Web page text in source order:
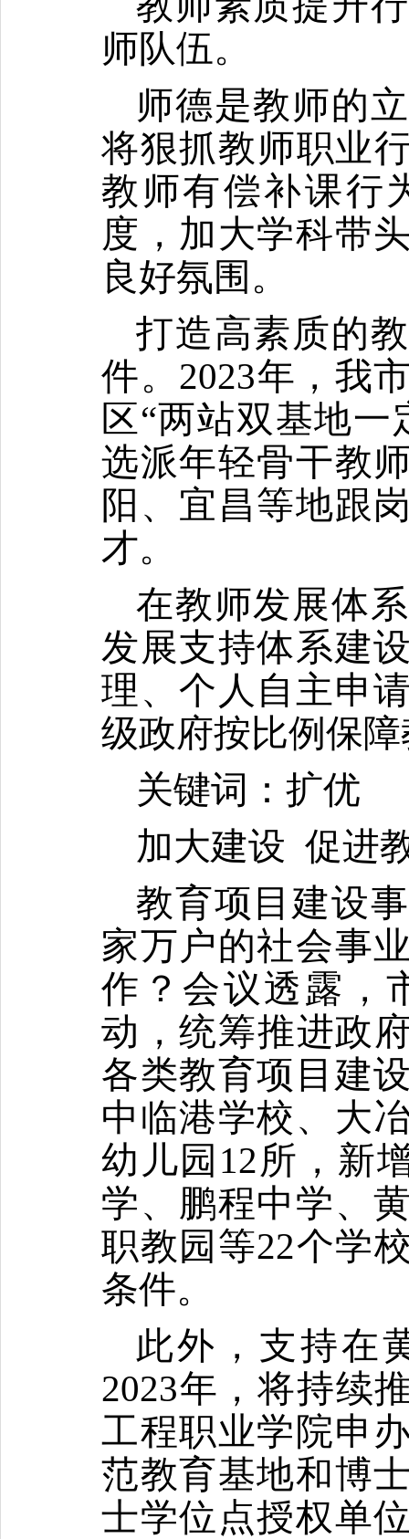
师队伍。
师德是教师的
将狠抓教师职业
教师有偿补课行
度，加大学科带
良好氛围。
打造高素质的
件。 2023年，我
区 “两站双基地一
选派年轻骨干教
阳、宜昌等地跟
才。
在教师发展体
发展支持体系建
理、个人自主申
级政府按比例保
关键词：扩优
加大建设 促进
教育项目建设
家万户的社会事
作？会议透露，
动，统筹推进政
各类教育项目建
中临港学校、大
幼儿园 12所，新
学、鹏程中学、
职教园等22个学
条件。
此外，支持在
2023年，将持续
工程职业学院申
范教育基地和博
士学位点授权单